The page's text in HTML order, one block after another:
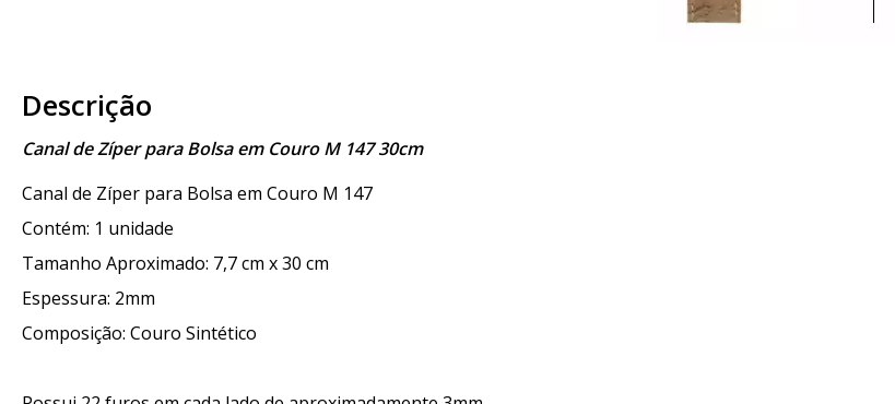
Descrição
Canal de Zíper para Bolsa em Couro M 147 30cm
Canal de Zíper para Bolsa em Couro M 147
Contém: 1 unidade
Tamanho Aproximado: 7,7 cm x 30 cm
Espessura: 2mm
Composição: Couro Sintético